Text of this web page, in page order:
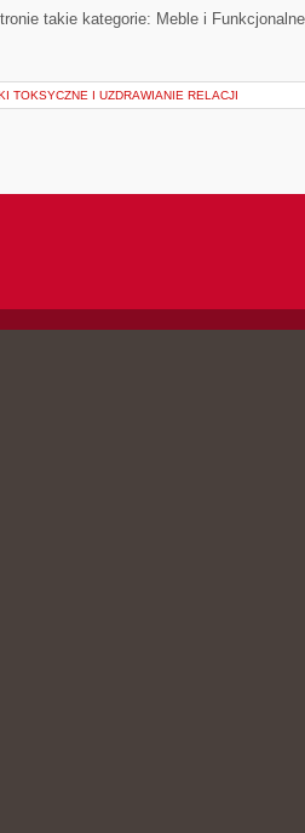
takie kategorie: Meble i
TOKSYCZNE I UZDRAWIANIE RELACJI